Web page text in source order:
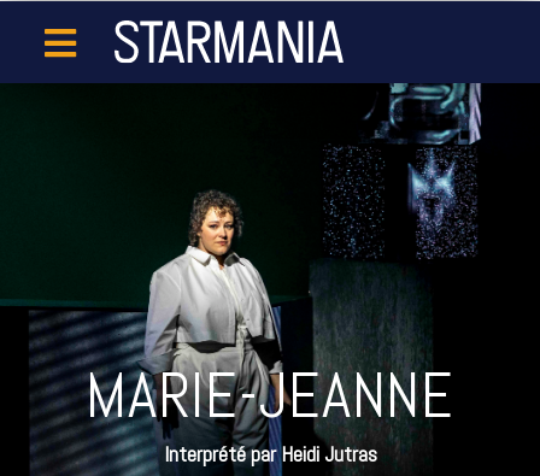
MARIE-JEANNE
Interprété par Heidi Jutras